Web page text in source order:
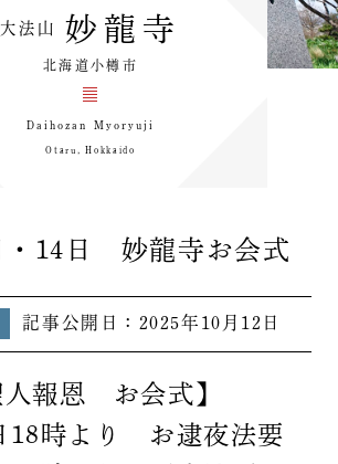
大法山 妙龍寺
北海道小樽市
Daihozan Myoryuji
Otaru, Hokkaido
・14日 妙龍寺お会式
記事公開日： 2025年10月12日
人報恩 お会式】
時より お逮夜法要